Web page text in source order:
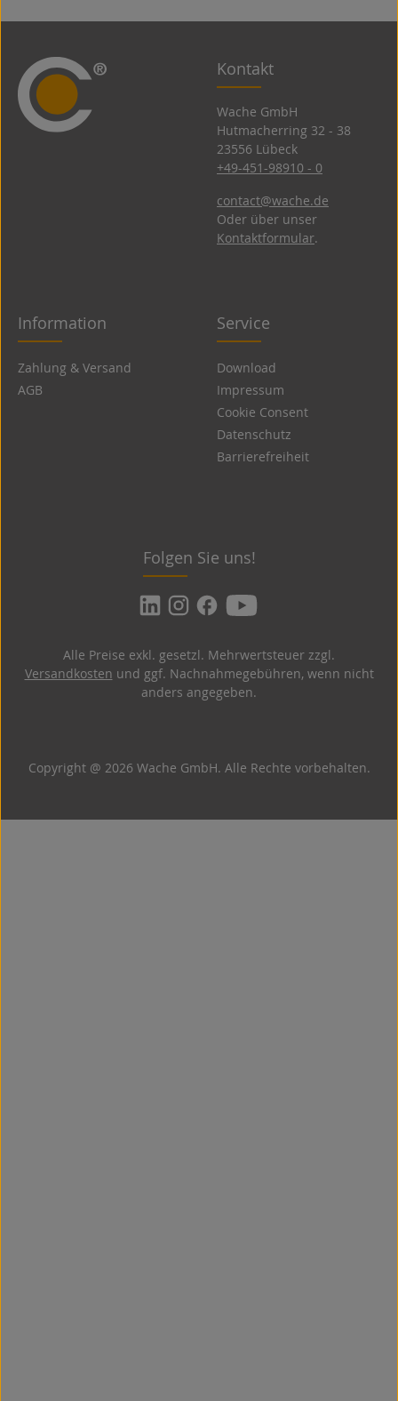
Kontakt
Wache GmbH
Hutmacherring 32 ­- 38
23556 Lübeck
+49-451-98910 - 0
contact@wache.de
Oder über unser
Kontaktformular.
Information
Zahlung & Versand
AGB
Service
Download
Impressum
Cookie Consent
Datenschutz
Barrierefreiheit
Folgen Sie uns!
Copyright @ 2026 Wache GmbH. Alle Rechte vorbehalten.
Alle Preise exkl. gesetzl. Mehrwertsteuer zzgl.
Versandkosten und ggf. Nachnahmegebühren, wenn nicht
anders angegeben.